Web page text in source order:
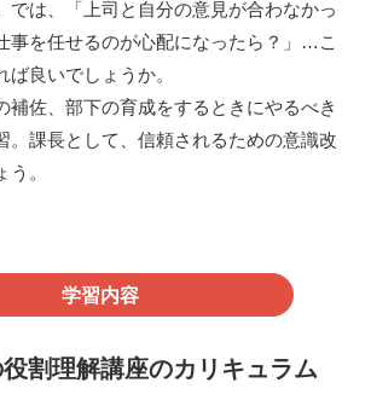
では、「上司と自分の意見が合わなかっ
事を任せるのが心配になったら？」…こ
ば良いでしょうか。
補佐、部下の育成をするときにやるべき
。課長として、信頼されるための意識改
。
学習内容
割理解講座のカリキュラム